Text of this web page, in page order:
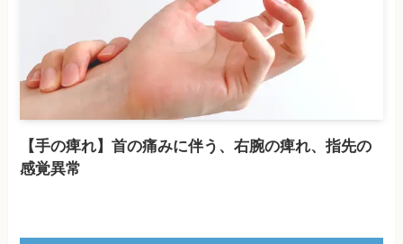
【手の痺れ】首の痛みに伴う、右腕の痺れ、指先の
感覚異常